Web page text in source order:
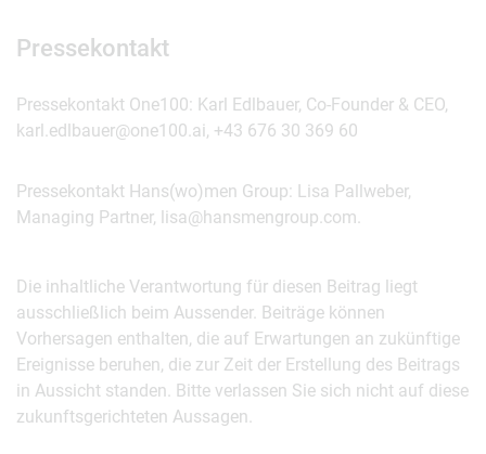
Pressekontakt
Pressekontakt One100: Karl Edlbauer, Co-Founder & CEO,
karl.edlbauer@one100.ai, +43 676 30 369 60
Pressekontakt Hans(wo)men Group: Lisa Pallweber,
Managing Partner, lisa@hansmengroup.com.
Die inhaltliche Verantwortung für diesen Beitrag liegt
ausschließlich beim Aussender. Beiträge können
Vorhersagen enthalten, die auf Erwartungen an zukünftige
Ereignisse beruhen, die zur Zeit der Erstellung des Beitrags
in Aussicht standen. Bitte verlassen Sie sich nicht auf diese
zukunftsgerichteten Aussagen.